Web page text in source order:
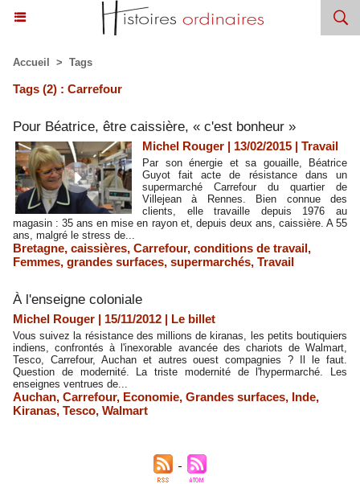
Accueil > Tags
Tags (2) : Carrefour
Pour Béatrice, être caissière, « c'est bonheur »
Michel Rouger | 13/02/2015 | Travail
Par son énergie et sa gouaille, Béatrice
Guyot fait acte de résistance dans un
supermarché Carrefour du quartier de
Villejean à Rennes. Bien connue des
clients, elle travaille depuis 1976 au
magasin : 35 ans en mise en rayon et, depuis deux ans, caissière. A 55
ans, malgré le stress de...
Bretagne, caissières, Carrefour, conditions de travail,
Femmes, grandes surfaces, supermarchés, Travail
À l'enseigne coloniale
Michel Rouger | 15/11/2012 | Le billet
Vous suivez la résistance des millions de kiranas, les petits boutiquiers
indiens, confrontés à l'inexorable avancée des chariots de Walmart,
Tesco, Carrefour, Auchan et autres ouest compagnies ? Il le faut.
Question de modernité. La triste modernité de l'hypermarché. Les
enseignes ventrues de...
Auchan, Carrefour, Economie, Grandes surfaces, Inde,
Kiranas, Tesco, Walmart